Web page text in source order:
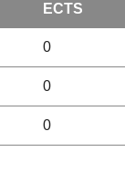
ECTS
0
0
0